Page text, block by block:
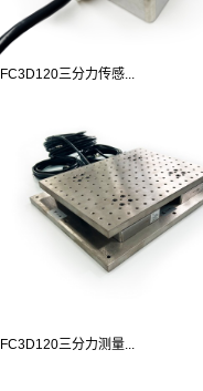
FC3D120三分力传感...
FC3D120三分力测量...